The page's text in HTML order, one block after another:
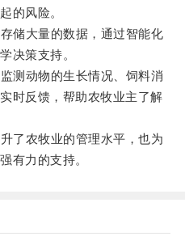
的风险。
大量的数据，通过智能化
决策支持。
动物的生长情况、饲料消
时反馈，帮助农牧业主了解
农牧业的管理水平，也为
有力的支持。